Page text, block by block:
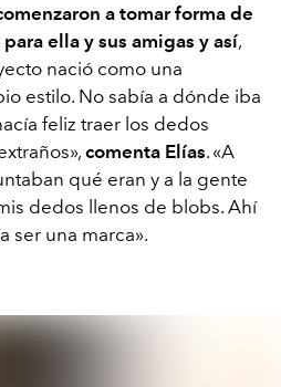
a tomar forma de
ella y sus amigas y así,
nació como una
estilo. No sabía a dónde iba
feliz traer los dedos
comenta Elías. «A
qué eran y a la gente
dedos llenos de blobs. Ahí
ser una marca».